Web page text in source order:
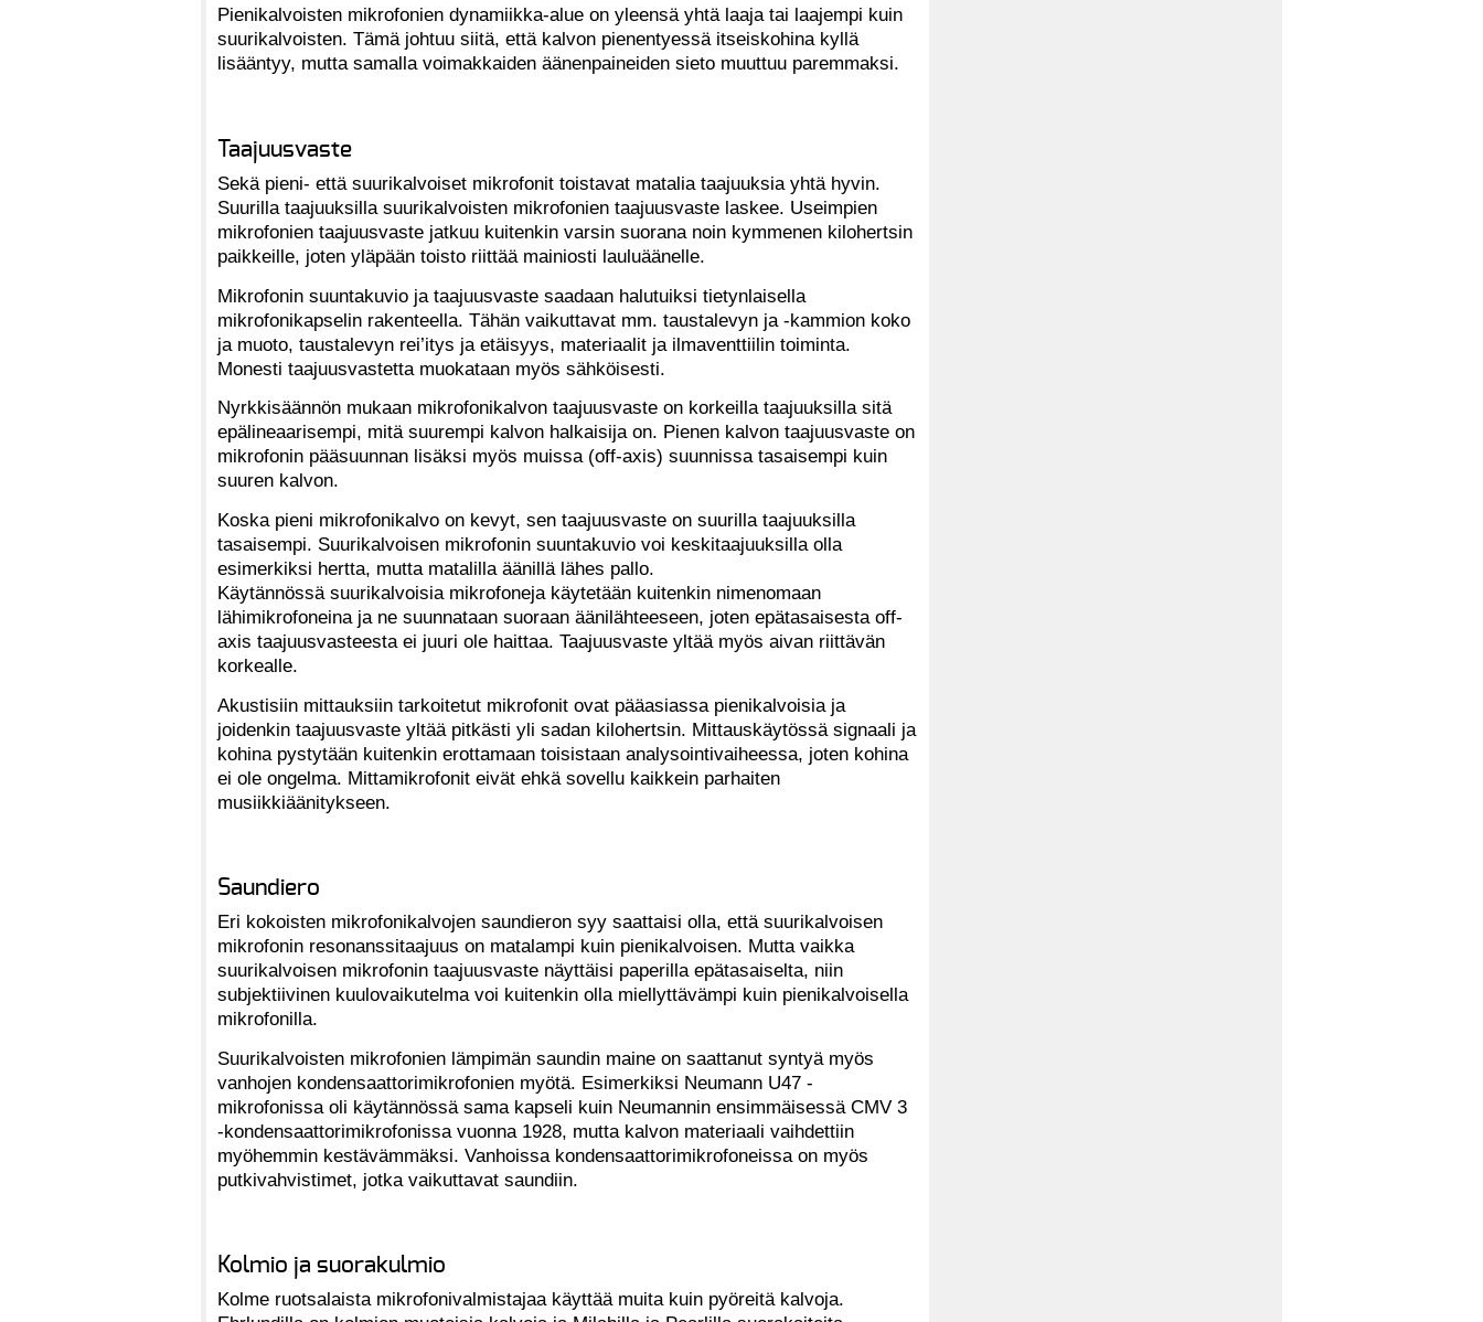
Pienikalvoisten mikrofonien dynamiikka-alue on yleensä yhtä laaja tai laajempi kuin
suurikalvoisten. Tämä johtuu siitä, että kalvon pienentyessä itseiskohina kyllä
lisääntyy, mutta samalla voimakkaiden äänenpaineiden sieto muuttuu paremmaksi.
Taajuusvaste
Sekä pieni- että suurikalvoiset mikrofonit toistavat matalia taajuuksia yhtä hyvin.
Suurilla taajuuksilla suurikalvoisten mikrofonien taajuusvaste laskee. Useimpien
mikrofonien taajuusvaste jatkuu kuitenkin varsin suorana noin kymmenen kilohertsin
paikkeille, joten yläpään toisto riittää mainiosti lauluäänelle.
Mikrofonin suuntakuvio ja taajuusvaste saadaan halutuiksi tietynlaisella
mikrofonikapselin rakenteella. Tähän vaikuttavat mm. taustalevyn ja -kammion koko
ja muoto, taustalevyn rei’itys ja etäisyys, materiaalit ja ilmaventtiilin toiminta.
Monesti taajuusvastetta muokataan myös sähköisesti.
Nyrkkisäännön mukaan mikrofonikalvon taajuusvaste on korkeilla taajuuksilla sitä
epälineaarisempi, mitä suurempi kalvon halkaisija on. Pienen kalvon taajuusvaste on
mikrofonin pääsuunnan lisäksi myös muissa (off-axis) suunnissa tasaisempi kuin
suuren kalvon.
Koska pieni mikrofonikalvo on kevyt, sen taajuusvaste on suurilla taajuuksilla
tasaisempi. Suurikalvoisen mikrofonin suuntakuvio voi keskitaajuuksilla olla
esimerkiksi hertta, mutta matalilla äänillä lähes pallo.
Käytännössä suurikalvoisia mikrofoneja käytetään kuitenkin nimenomaan
lähimikrofoneina ja ne suunnataan suoraan äänilähteeseen, joten epätasaisesta off-
axis taajuusvasteesta ei juuri ole haittaa. Taajuusvaste yltää myös aivan riittävän
korkealle.
Akustisiin mittauksiin tarkoitetut mikrofonit ovat pääasiassa pienikalvoisia ja
joidenkin taajuusvaste yltää pitkästi yli sadan kilohertsin. Mittauskäytössä signaali ja
kohina pystytään kuitenkin erottamaan toisistaan analysointivaiheessa, joten kohina
ei ole ongelma. Mittamikrofonit eivät ehkä sovellu kaikkein parhaiten
musiikkiäänitykseen.
Saundiero
Eri kokoisten mikrofonikalvojen saundieron syy saattaisi olla, että suurikalvoisen
mikrofonin resonanssitaajuus on matalampi kuin pienikalvoisen. Mutta vaikka
suurikalvoisen mikrofonin taajuusvaste näyttäisi paperilla epätasaiselta, niin
subjektiivinen kuulovaikutelma voi kuitenkin olla miellyttävämpi kuin pienikalvoisella
mikrofonilla.
Suurikalvoisten mikrofonien lämpimän saundin maine on saattanut syntyä myös
vanhojen kondensaattorimikrofonien myötä. Esimerkiksi Neumann U47 -
mikrofonissa oli käytännössä sama kapseli kuin Neumannin ensimmäisessä CMV 3
-kondensaattorimikrofonissa vuonna 1928, mutta kalvon materiaali vaihdettiin
myöhemmin kestävämmäksi. Vanhoissa kondensaattorimikrofoneissa on myös
putkivahvistimet, jotka vaikuttavat saundiin.
Kolmio ja suorakulmio
Kolme ruotsalaista mikrofonivalmistajaa käyttää muita kuin pyöreitä kalvoja.